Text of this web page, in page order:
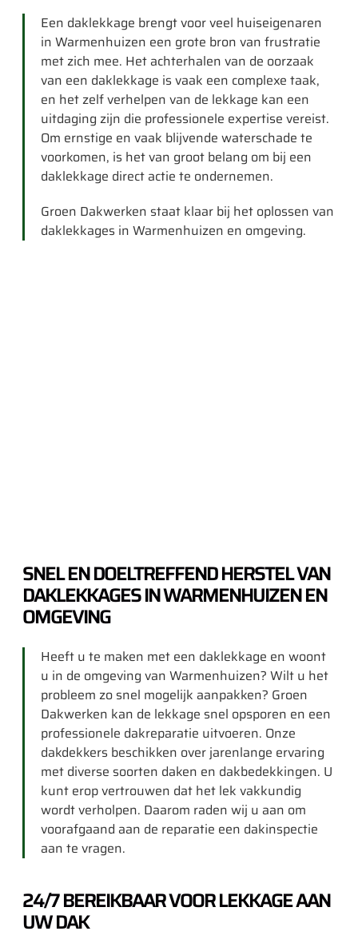
Een daklekkage brengt voor veel huiseigenaren
in Warmenhuizen een grote bron van frustratie
met zich mee. Het achterhalen van de oorzaak
van een daklekkage is vaak een complexe taak,
en het zelf verhelpen van de lekkage kan een
uitdaging zijn die professionele expertise vereist.
Om ernstige en vaak blijvende waterschade te
voorkomen, is het van groot belang om bij een
daklekkage direct actie te ondernemen.
Groen Dakwerken staat klaar bij het oplossen van
daklekkages in Warmenhuizen en omgeving.
SNEL EN DOELTREFFEND HERSTEL VAN
DAKLEKKAGES IN WARMENHUIZEN EN
OMGEVING
Heeft u te maken met een daklekkage en woont
u in de omgeving van Warmenhuizen? Wilt u het
probleem zo snel mogelijk aanpakken? Groen
Dakwerken kan de lekkage snel opsporen en een
professionele dakreparatie uitvoeren. Onze
dakdekkers beschikken over jarenlange ervaring
met diverse soorten daken en dakbedekkingen. U
kunt erop vertrouwen dat het lek vakkundig
wordt verholpen. Daarom raden wij u aan om
voorafgaand aan de reparatie een dakinspectie
aan te vragen.
24/7 BEREIKBAAR VOOR LEKKAGE AAN
UW DAK